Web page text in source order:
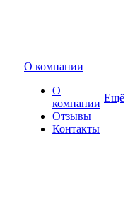
О компании
О
компании
Отзывы
Контакты
Ещё